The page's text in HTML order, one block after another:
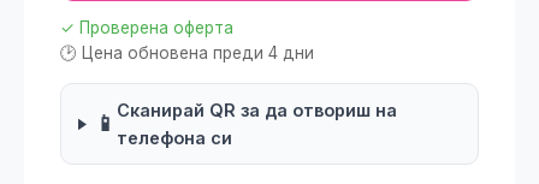
✓ Проверена оферта
🕑 Цена обновена преди 4 дни
📱
Сканирай QR за да отвориш на
телефона си